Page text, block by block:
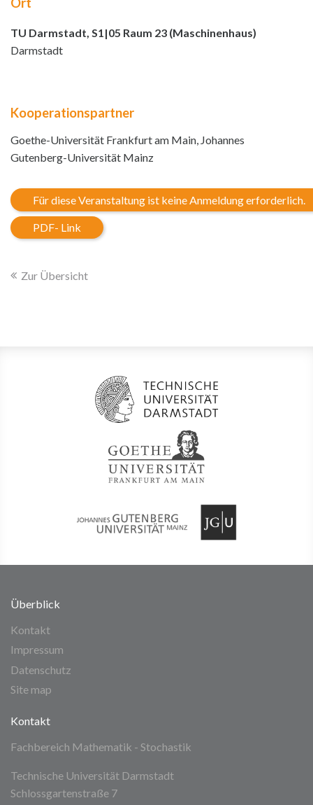
TU Darmstadt, S1|05 Raum 23 (Maschinenhaus)
Darmstadt
Kooperationspartner
Goethe-Universität Frankfurt am Main, Johannes
Gutenberg-Universität Mainz
Für diese Veranstaltung ist keine Anmeldung erforderlich.
PDF- Link
Zur Übersicht
Überblick
Kontakt
Impressum
Datenschutz
Site map
Kontakt
Fachbereich Mathematik - Stochastik
Technische Universität Darmstadt
Schlossgartenstraße 7